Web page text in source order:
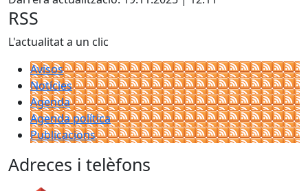
RSS
L'actualitat a un clic
Avisos
Notícies
Agenda
Agenda política
Publicacions
Adreces i telèfons